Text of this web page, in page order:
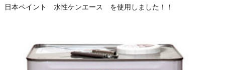
日本ペイント 水性ケンエース を使用しました！！